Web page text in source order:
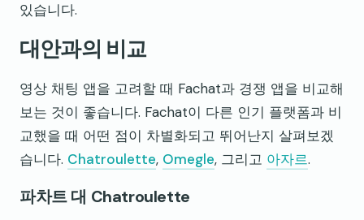
있습니다.
대안과의 비교
영상 채팅 앱을 고려할 때 Fachat과 경쟁 앱을 비교해
보는 것이 좋습니다. Fachat이 다른 인기 플랫폼과 비
교했을 때 어떤 점이 차별화되고 뛰어난지 살펴보겠
습니다. Chatroulette, Omegle, 그리고 아자르.
파차트 대 Chatroulette